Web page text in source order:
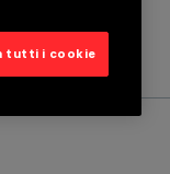
tutti i cookie